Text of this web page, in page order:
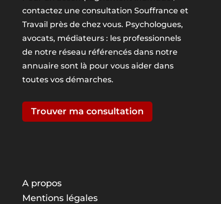
contactez une consultation Souffrance et
Travail près de chez vous. Psychologues,
avocats, médiateurs : les professionnels
de notre réseau référencés dans notre
annuaire sont là pour vous aider dans
toutes vos démarches.
Trouver ma consultation
A propos
Mentions légales